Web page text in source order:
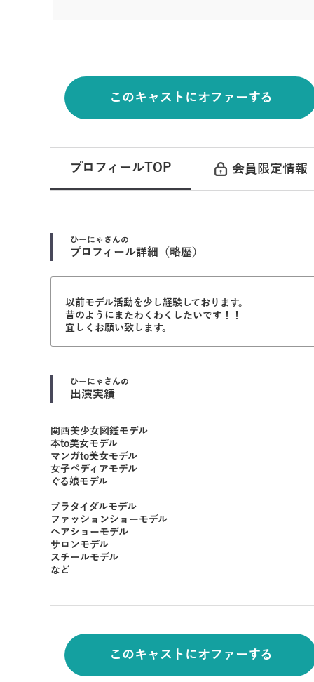
このキャストにオファーする
プロフィールTOP 会員限定情報
ひーにゃ さんの
プロフィール詳細（略歴）
以前モデル活動を少し経験しております。
昔のようにまたわくわくしたいです！！
宜しくお願い致します。
ひーにゃ さんの
出演実績
関西美少女図鑑モデル
本to美女モデル
マンガto美女モデル
女子ペディアモデル
ぐる娘モデル
ブラタイダルモデル
ファッションショーモデル
ヘアショーモデル
サロンモデル
スチールモデル
など
このキャストにオファーする